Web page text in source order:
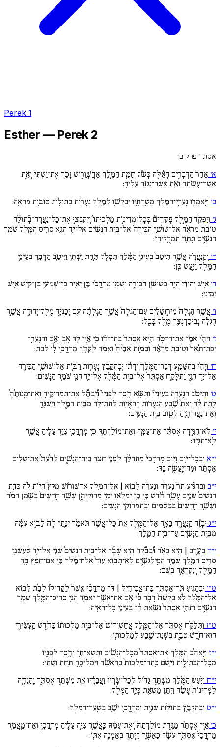
Perek 1
Esther — Perek 2
אסתר פרק ב׳
א׳ אַחַר֙ הַדְּבָרִ֣ים הָאֵ֔לֶּה כְּשֹׁ֕ךְ חֲמַ֖ת הַמֶּ֣לֶךְ אַחֲשְׁוֵר֑וֹשׁ זָכַ֤ר אֶת־וַשְׁתִּי֙ וְאֵ֣ת
אֲשֶׁר־עָשָׂ֔תָה וְאֵ֥ת אֲשֶׁר־נִגְזַ֖ר עָלֶֽיהָ:
ב׳ וַיֹּֽאמְר֥וּ נַֽעֲרֵֽי־הַמֶּ֖לֶךְ מְשָֽׁרְתָ֑יו יְבַקְשׁ֥וּ לַמֶּ֛לֶךְ נְעָר֥וֹת בְּתוּל֖וֹת טוֹב֥וֹת מַרְאֶֽה:
ג׳ וְיַפְקֵ֨ד הַמֶּ֣לֶךְ פְּקִידִים֘ בְּכָל־מְדִינ֣וֹת מַלְכוּתוֹ֒ וְיִקְבְּצ֣וּ אֶת־כָּל־נַֽעֲרָֽה־בְ֠תוּלָ֠ה
טוֹבַ֨ת מַרְאֶ֜ה אֶל־שׁוּשַׁ֤ן הַבִּירָה֙ אֶל־בֵּ֣ית הַנָּשִׁ֔ים אֶל־יַ֥ד הֵגֶ֛א‎ סְרִ֥יס הַמֶּ֖לֶךְ שֹׁמֵ֣ר
הַנָּשִׁ֑ים וְנָת֖וֹן תַּמְרֻֽקֵיהֶֽן:
ד׳ וְהַֽנַּֽעֲרָ֗ה אֲשֶׁ֤ר תִּיטַב֙ בְּעֵינֵ֣י הַמֶּ֔לֶךְ תִּמְלֹ֖ךְ תַּ֣חַת וַשְׁתִּ֑י וַיִּיטַ֧ב הַדָּבָ֛ר בְּעֵינֵ֥י
הַמֶּ֖לֶךְ וַיַּ֥עַשׂ כֵּֽן:
ה׳ אִ֣ישׁ יְהוּדִ֔י הָיָ֖ה בְּשׁוּשַׁ֣ן הַבִּירָ֑ה וּשְׁמ֣וֹ מָרְדֳּכַ֗י בֶּ֣ן יָאִ֧יר בֶּן־שִׁמְעִ֛י בֶּן־קִ֖ישׁ אִ֥ישׁ
יְמִינִֽי:
ו׳ אֲשֶׁ֤ר הָגְלָה֙ מִיר֣וּשָׁלַ֔יִם עִם־הַגֹּלָה֙ אֲשֶׁ֣ר הָגְלְתָ֔ה עִ֖ם יְכָנְיָ֣ה מֶֽלֶךְ־יְהוּדָ֑ה אֲשֶׁ֣ר
הֶגְלָ֔ה נְבֽוּכַדְנֶצַּ֖ר מֶ֥לֶךְ בָּבֶֽל:
ז׳ וַיְהִ֨י אֹמֵ֜ן אֶת־הֲדַסָּ֗ה הִ֤יא אֶסְתֵּר֙ בַּת־דֹּד֔וֹ כִּ֛י אֵ֥ין לָ֖הּ אָ֣ב וָאֵ֑ם וְהַנַּֽעֲרָ֤ה
יְפַת־תֹּ֨אַר֙ וְטוֹבַ֣ת מַרְאֶ֔ה וּבְמ֤וֹת אָבִ֨יהָ֙ וְאִמָּ֔הּ לְקָחָ֧הּ מָרְדֳּכַ֛י ל֖וֹ לְבַֽת:
ח׳ וַיְהִ֗י בְּהִשָּׁמַ֤ע דְּבַר־הַמֶּ֨לֶךְ֙ וְדָת֔וֹ וּֽבְהִקָּבֵ֞ץ נְעָר֥וֹת רַבּ֛וֹת אֶל־שׁוּשַׁ֥ן הַבִּירָ֖ה
אֶל־יַ֣ד הֵגָ֑י וַתִּלָּקַ֤ח אֶסְתֵּר֙ אֶל־בֵּ֣ית הַמֶּ֔לֶךְ אֶל־יַ֥ד הֵגַ֖י שֹׁמֵ֥ר הַנָּשִֽׁים:
ט׳ וַתִּיטַ֨ב הַנַּֽעֲרָ֣ה בְעֵינָיו֘ וַתִּשָּׂ֣א חֶ֣סֶד לְפָנָיו֒ וַ֠יְבַהֵ֠ל אֶת־תַּמְרוּקֶ֤יהָ וְאֶת־מָֽנוֹתֶ֨הָ֙
לָ֣תֶת לָ֔הּ וְאֵת֙ שֶׁ֣בַע הַנְּעָר֔וֹת הָֽרְאֻי֥וֹת לָֽתֶת־לָ֖הּ מִבֵּ֣ית הַמֶּ֑לֶךְ וַיְשַׁנֶּ֧הָ
וְאֶת־נַֽעֲרוֹתֶ֛יהָ לְט֖וֹב בֵּ֥ית הַנָּשִֽׁים:
י׳ לֹֽא־הִגִּ֣ידָה אֶסְתֵּ֔ר אֶת־עַמָּ֖הּ וְאֶת־מֽוֹלַדְתָּ֑הּ כִּ֧י מָרְדֳּכַ֛י צִוָּ֥ה עָלֶ֖יהָ אֲשֶׁ֥ר
לֹֽא־תַגִּֽיד:
י״א וּבְכָל־י֣וֹם וָי֔וֹם מָרְדֳּכַי֙ מִתְהַלֵּ֔ךְ לִפְנֵ֖י חֲצַ֣ר בֵּֽית־הַנָּשִׁ֑ים לָדַ֨עַת֙ אֶת־שְׁל֣וֹם
אֶסְתֵּ֔ר וּמַה־יֵּֽעָשֶׂ֖ה בָּֽהּ:
י״ב וּבְהַגִּ֡יעַ תֹּר֩ נַֽעֲרָ֨ה וְנַֽעֲרָ֜ה לָב֣וֹא | אֶל־הַמֶּ֣לֶךְ אֲחַשְׁוֵר֗וֹשׁ מִקֵּץ֩ הֱי֨וֹת לָ֜הּ כְּדָ֤ת
הַנָּשִׁים֙ שְׁנֵ֣ים עָשָׂ֣ר חֹ֔דֶשׁ כִּ֛י כֵּ֥ן יִמְלְא֖וּ יְמֵ֣י מְרֽוּקֵיהֶ֑ן שִׁשָּׁ֤ה חֳדָשִׁים֙ בְּשֶׁ֣מֶן הַמֹּ֔ר
וְשִׁשָּׁ֤ה חֳדָשִׁים֙ בַּבְּשָׂמִ֔ים וּבְתַמְרוּקֵ֖י הַנָּשִֽׁים:
י״ג וּבָזֶ֕ה הַֽנַּֽעֲרָ֖ה בָּאָ֣ה אֶל־הַמֶּ֑לֶךְ אֵת֩ כָּל־אֲשֶׁ֨ר תֹּאמַ֜ר יִנָּ֤תֵֽן לָהּ֙ לָב֣וֹא עִמָּ֔הּ
מִבֵּ֥ית הַנָּשִׁ֖ים עַד־בֵּ֥ית הַמֶּֽלֶךְ:
י״ד בָּעֶ֣רֶב | הִ֣יא בָאָ֗ה וּ֠בַבֹּ֠קֶר הִ֣יא שָׁבָ֞ה אֶל־בֵּ֤ית הַנָּשִׁים֙ שֵׁנִ֔י אֶל־יַ֧ד שַֽׁעַשְׁגַ֛ז
סְרִ֥יס הַמֶּ֖לֶךְ שֹׁמֵ֣ר הַפִּֽילַגְשִׁ֑ים לֹֽא־תָב֥וֹא עוֹד֙ אֶל־הַמֶּ֔לֶךְ כִּ֣י אִם־חָפֵ֥ץ בָּ֛הּ
הַמֶּ֖לֶךְ וְנִקְרְאָ֥ה בְשֵֽׁם:
ט״ו וּבְהַגִּ֣יעַ תֹּֽר־אֶסְתֵּ֣ר בַּת־אֲבִיחַ֣יִל | דֹּ֣ד מָרְדֳּכַ֡י אֲשֶׁר֩ לָֽקַח־ל֨וֹ לְבַ֜ת לָב֣וֹא
אֶל־הַמֶּ֗לֶךְ לֹ֤א בִקְשָׁה֙ דָּבָ֔ר כִּ֠י אִ֣ם אֶת־אֲשֶׁ֥ר יֹאמַ֛ר הֵגַ֥י סְרִֽיס־הַמֶּ֖לֶךְ שֹׁמֵ֣ר
הַנָּשִׁ֑ים וַתְּהִ֤י אֶסְתֵּר֙ נֹשֵׂ֣את חֵ֔ן בְּעֵינֵ֖י כָּל־רֹאֶֽיהָ:
ט״ז וַתִּלָּקַ֨ח אֶסְתֵּ֜ר אֶל־הַמֶּ֤לֶךְ אֲחַשְׁוֵרוֹשׁ֙ אֶל־בֵּ֣ית מַלְכוּת֔וֹ בַּחֹ֥דֶשׁ הָֽעֲשִׂירִ֖י
הוּא־חֹ֣דֶשׁ טֵבֵ֑ת בִּשְׁנַת־שֶׁ֖בַע לְמַלְכוּתֽוֹ:
י״ז וַיֶּֽאֱהַ֨ב הַמֶּ֤לֶךְ אֶת־אֶסְתֵּר֙ מִכָּל־הַנָּשִׁ֔ים וַתִּשָּׂא־חֵ֥ן וָחֶ֛סֶד לְפָנָ֖יו
מִכָּל־הַבְּתוּל֑וֹת וַיָּ֤שֶׂם כֶּֽתֶר־מַלְכוּת֙ בְּרֹאשָׁ֔הּ וַיַּמְלִיכֶ֖הָ תַּ֥חַת וַשְׁתִּֽי:
י״ח וַיַּ֨עַשׂ הַמֶּ֜לֶךְ מִשְׁתֶּ֣ה גָד֗וֹל לְכָל־שָׂרָיו֙ וַֽעֲבָדָ֔יו אֵ֖ת מִשְׁתֵּ֣ה אֶסְתֵּ֑ר וַֽהֲנָחָ֤ה
לַמְּדִינוֹת֙ עָשָׂ֔ה וַיִּתֵּ֥ן מַשְׂאֵ֖ת כְּיַ֥ד הַמֶּֽלֶךְ:
י״ט וּבְהִקָּבֵ֥ץ בְּתוּל֖וֹת שֵׁנִ֑ית וּמָרְדֳּכַ֖י ישֵׁ֥ב בְּשַֽׁעַר־הַמֶּֽלֶךְ:
כ׳ אֵ֣ין אֶסְתֵּ֗ר מַגֶּ֤דֶת מֽוֹלַדְתָּהּ֙ וְאֶת־עַמָּ֔הּ כַּֽאֲשֶׁ֛ר צִוָּ֥ה עָלֶ֖יהָ מָרְדֳּכָ֑י וְאֶת־מַֽאֲמַ֤ר
מָרְדֳּכַי֙ אֶסְתֵּ֣ר עֹשָׂ֔ה כַּֽאֲשֶׁ֛ר הָֽיְתָ֥ה בְאָמְנָ֖ה אִתּֽוֹ: